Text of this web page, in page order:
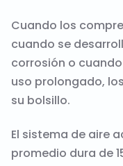
Cuando los
cuando se
corrosión o
uso prolongado,
su bolsillo.
El sistema de aire
promedio dura de